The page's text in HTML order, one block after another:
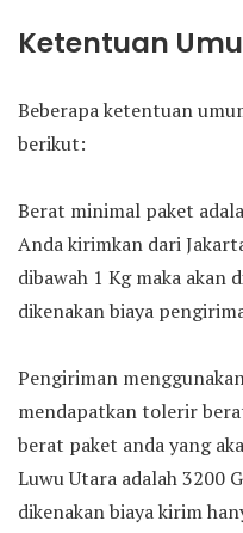
Ketentuan
Beberapa ketentuan
berikut:
Berat minimal paket
Anda kirimkan dari
dibawah 1 Kg maka akan
dikenakan biaya
Pengiriman
mendapatkan tolerir
berat paket anda yang
Luwu Utara adalah 3200
dikenakan biaya kirim